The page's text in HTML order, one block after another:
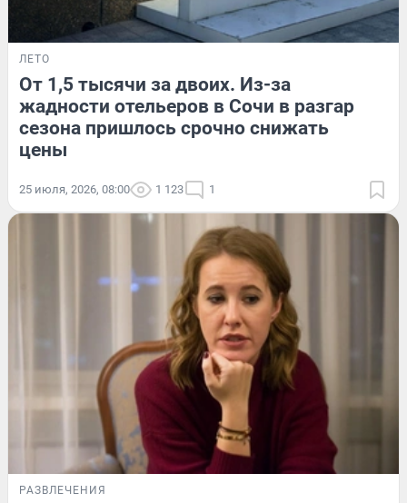
ЛЕТО
От 1,5 тысячи за двоих. Из-за
жадности отельеров в Сочи в разгар
сезона пришлось срочно снижать
цены
25 июля, 2026, 08:00 1 123 1
РАЗВЛЕЧЕНИЯ